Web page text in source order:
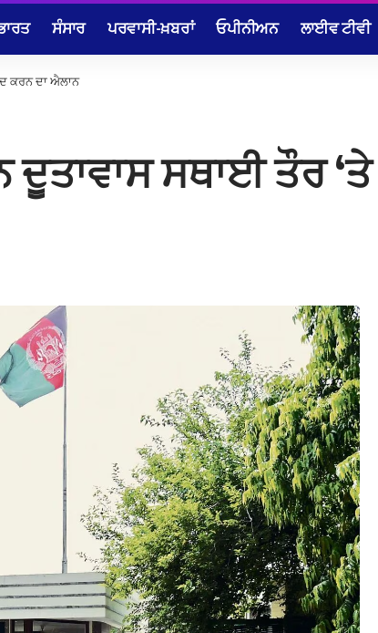
ਸੰਸਾਰ ਪਰਵਾਸੀ-ਖ਼ਬਰਾਂ ਓਪੀਨੀਅਨ ਲਾਈਵ ਟੀਵੀ
ਕਰਨ ਦਾ ਐਲਾਨ
ਦੂਤਾਵਾਸ ਸਥਾਈ ਤੌਰ